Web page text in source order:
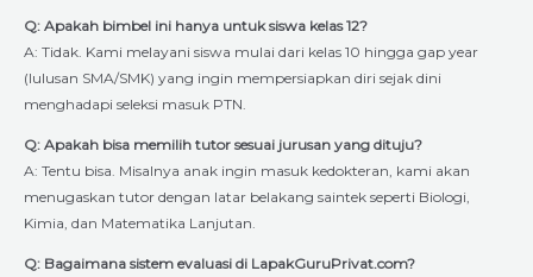
Q: Apakah bimbel ini hanya untuk siswa kelas 12?
A: Tidak. Kami melayani siswa mulai dari kelas 10 hingga gap year
(lulusan SMA/SMK) yang ingin mempersiapkan diri sejak dini
menghadapi seleksi masuk PTN.
Q: Apakah bisa memilih tutor sesuai jurusan yang dituju?
A: Tentu bisa. Misalnya anak ingin masuk kedokteran, kami akan
menugaskan tutor dengan latar belakang saintek seperti Biologi,
Kimia, dan Matematika Lanjutan.
Q: Bagaimana sistem evaluasi di LapakGuruPrivat.com?